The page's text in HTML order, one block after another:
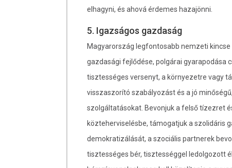
elhagyni, és ahová érdemes hazajönni.
5. Igazságos gazdaság
Magyarország legfontosabb nemzeti
gazdasági fejlődése, polgárai gyarapodása
tisztességes versenyt, a környezetre vagy
visszaszorító szabályozást és a jó
szolgáltatásokat. Bevonjuk a felső tízezret
közteherviselésbe, támogatjuk a szolidáris
demokratizálását, a szociális partnerek
tisztességes bér, tisztességgel ledolgozott